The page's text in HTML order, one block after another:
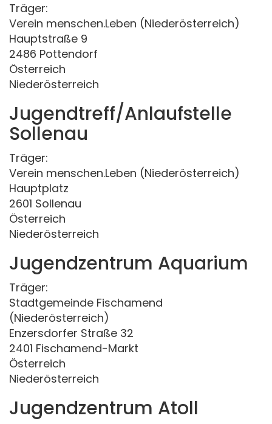
Träger:
Verein menschen.Leben (Niederösterreich)
Hauptstraße 9
2486 Pottendorf
Österreich
Niederösterreich
Jugendtreff/Anlaufstelle
Sollenau
Träger:
Verein menschen.Leben (Niederösterreich)
Hauptplatz
2601 Sollenau
Österreich
Niederösterreich
Jugendzentrum Aquarium
Träger:
Stadtgemeinde Fischamend
(Niederösterreich)
Enzersdorfer Straße 32
2401 Fischamend-Markt
Österreich
Niederösterreich
Jugendzentrum Atoll